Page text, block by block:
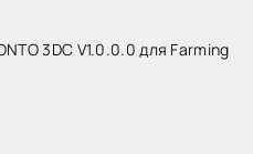
3DC V1.0.0.0 для Farming